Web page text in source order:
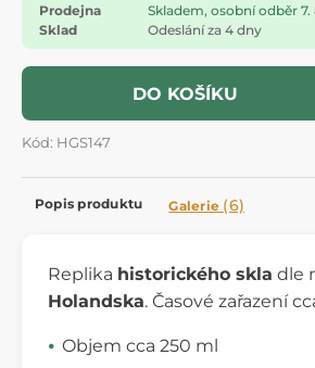
Prodejna
Skladem, osobní odběr 7.
Sklad
Odeslání za 4 dny
DO KOŠÍKU
Kód: HGS147
Popis produktu Galerie (6)
Replika historického skla dle
Holandska. Časové zařazení
Objem cca 250 ml